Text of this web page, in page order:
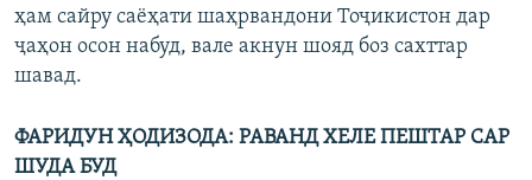
ҳам сайру саёҳати шаҳрвандони Тоҷикистон дар
ҷаҳон осон набуд, вале акнун шояд боз сахттар
шавад.
ФАРИДУН ҲОДИЗОДА: РАВАНД ХЕЛЕ ПЕШТАР САР
ШУДА БУД